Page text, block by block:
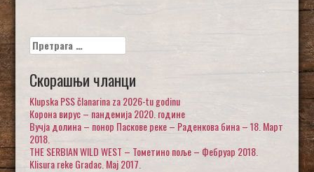
Претрага
за:
Скорашњи чланци
Klupska PSS članarina za 2026-tu godinu
Корона вирус – пандемија 2020. године
Вучја долина – понор Паскове реке – Раденкова бина – 18. Март
2018.
THE SERBIAN WILD WEST – Тометино поље – Фебруар 2018.
Klisura reke Gradac. Maj 2017.